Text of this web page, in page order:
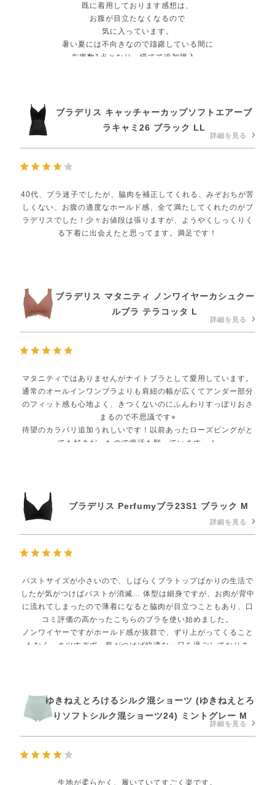
既に着用しております感想は、
お腹が目立たなくなるので
気に入っています。
暑い夏には不向きなので躊躇している間に
在庫数1点となり、慌てて追加購入。
ブラデリス キャッチャーカップソフトエアーブ
ラキャミ26 ブラック LL
詳細を見る
40代、ブラ迷子でしたが、脇肉を補正してくれる、みぞおちが苦
しくない、お腹の適度なホールド感、全て満たしてくれたのがブ
ラデリスでした！少々お値段は張りますが、ようやくしっくりく
る下着に出会えたと思ってます。満足です！
ブラデリス マタニティ ノンワイヤーカシュクー
ルブラ テラコッタ L
詳細を見る
マタニティではありませんがナイトブラとして愛用しています。
通常のオールインワンブラよりも肩紐の幅が広くてアンダー部分
のフィット感も心地よく、きつくないのにふんわりすっぽりおさ
まるので不思議です⭐︎
待望のカラバリ追加うれしいです！以前あったローズピングがと
ても好きだったので復活も願っています…！
ブラデリス Perfumyブラ23S1 ブラック M
詳細を見る
バストサイズが小さいので、しばらくブラトップばかりの生活で
したが気がつけばバストが消滅… 体型は細身ですが、お肉が背中
に流れてしまったので薄着になると脇肉が目立つこともあり、口
コミ評価の高かったこちらのブラを使い始めました。
ノンワイヤーですがホールド感が抜群で、ずり上がってくること
もなく、キツすぎず、気がつけば快適な一日を過ごしておりま
などを来たときにも体のラインを綺麗に見せてくれます。購入し
ゆきねえとろけるシルク混ショーツ (ゆきねえとろ
りソフトシルク混ショーツ24) ミントグレー M
詳細を見る
生地が柔らかく、履いていてすごく楽です。